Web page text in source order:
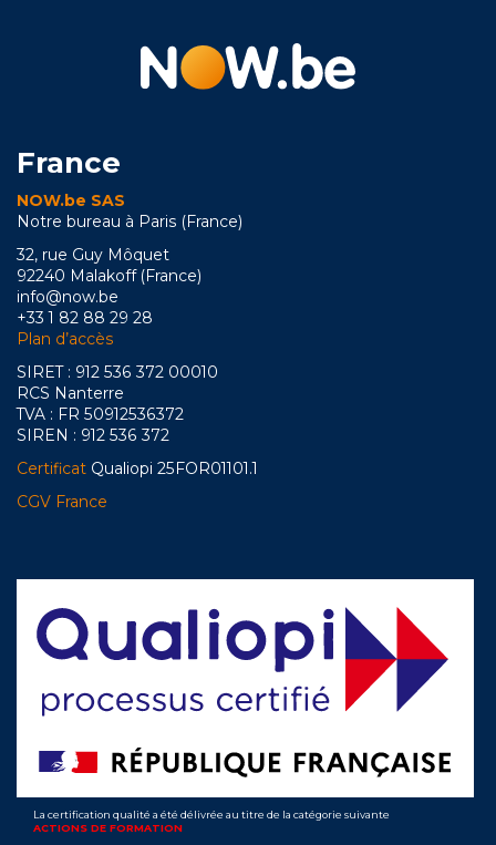
France
NOW.be SAS
Notre bureau à Paris (France)
32, rue Guy Môquet
92240 Malakoff (France)
info@now.be
+33 1 82 88 29 28
Plan d’accès
SIRET : 912 536 372 00010
RCS Nanterre
TVA : FR 50912536372
SIREN : 912 536 372
Certificat Qualiopi 25FOR01101.1
CGV France
La certification qualité a été délivrée au titre de la catégorie suivante
ACTIONS DE FORMATION